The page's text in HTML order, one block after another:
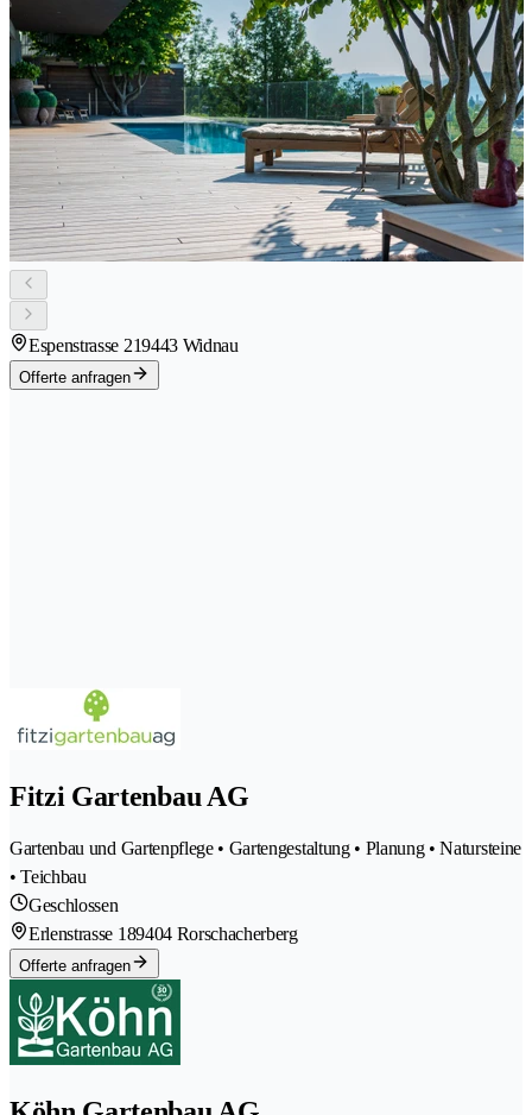
Espenstrasse 219443 Widnau
Offerte anfragen
Fitzi Gartenbau AG
Gartenbau und Gartenpflege • Gartengestaltung • Planung • Natursteine
• Teichbau
Geschlossen
Erlenstrasse 189404 Rorschacherberg
Offerte anfragen